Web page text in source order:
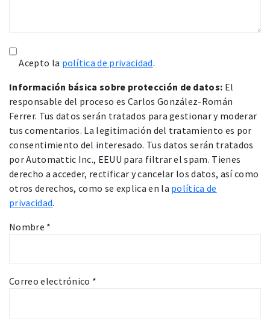
Acepto la política de privacidad.
Información básica sobre protección de datos: El
responsable del proceso es Carlos González-Román
Ferrer. Tus datos serán tratados para gestionar y moderar
tus comentarios. La legitimación del tratamiento es por
consentimiento del interesado. Tus datos serán tratados
por Automattic Inc., EEUU para filtrar el spam. Tienes
derecho a acceder, rectificar y cancelar los datos, así como
otros derechos, como se explica en la política de
privacidad.
Nombre *
Correo electrónico *